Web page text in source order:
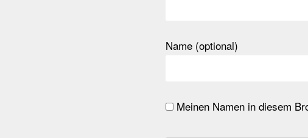
Name (optional)
Meinen Namen in diesem